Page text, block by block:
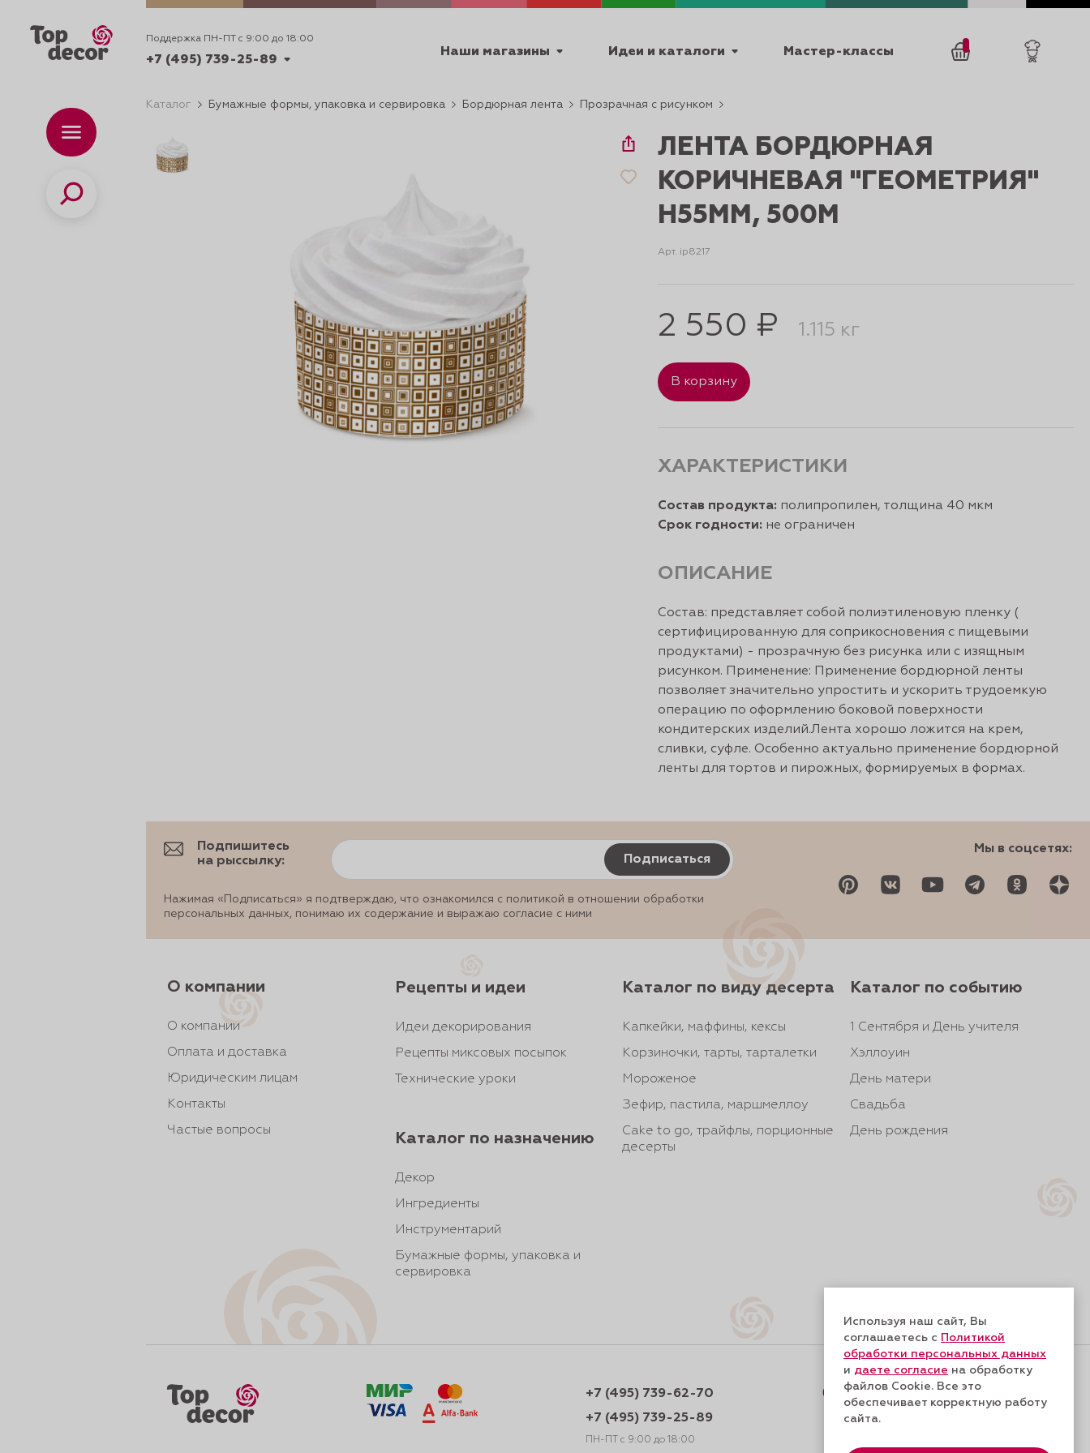
Поддержка ПН-ПТ с 9:00 до 18:00
+7 (495) 739-25-89
+7 (495) 739-25-89
Наши магазины Идеи и каталоги Мастер-классы
Каталог
Поиск
Каталог Бумажные формы, упаковка и сервировка Бордюрная лента Прозрачная с рисунком
ЛЕНТА БОРДЮРНАЯ
КОРИЧНЕВАЯ "ГЕОМЕТРИЯ"
H55ММ, 500М
Арт. ip8217
2 550 ₽
В корзину
1.115 кг
ОПИСАНИЕ
ХАРАКТЕРИСТИКИ
Состав: представляет собой полиэтиленовую пленку (
сертифицированную для соприкосновения с пищевыми
продуктами) - прозрачную без рисунка или с изящным
рисунком. Применение: Применение бордюрной ленты
позволяет значительно упростить и ускорить трудоемкую
операцию по оформлению боковой поверхности
кондитерских изделий.Лента хорошо ложится на крем,
сливки, суфле. Особенно актуально применение бордюрной
ленты для тортов и пирожных, формируемых в формах.
Состав продукта: полипропилен, толщина 40 мкм
Срок годности: не ограничен
Подпишитесь
на рыссылку:
Подписаться
Нажимая «Подписаться» я подтверждаю, что ознакомился с политикой в отношении обработки
персональных данных, понимаю их содержание и выражаю согласие с ними
Мы в соцсетях:
О компании
О компании
Оплата и доставка
Юридическим лицам
Контакты
Частые вопросы
Рецепты и идеи
Идеи декорирования
Рецепты миксовых посыпок
Технические уроки
Каталог по назначению
Декор
Ингредиенты
Инструментарий
Бумажные формы, упаковка и
сервировка
Каталог по виду десерта
Капкейки, маффины, кексы
Корзиночки, тарты, тарталетки
Мороженое
Зефир, пастила, маршмеллоу
Cake to go, трайфлы, порционные
десерты
Каталог по событию
1 Сентября и День учителя
Хэллоуин
День матери
Свадьба
День рождения
+7 (495) 739-62-70
+7 (495) 739-25-89
ПН-ПТ с 9:00 до 18:00
Форма обратной связи
Используя наш сайт, Вы
соглашаетесь с Политикой
обработки персональных данных
и даете согласие на обработку
файлов Cookie. Все это
обеспечивает корректную работу
сайта.